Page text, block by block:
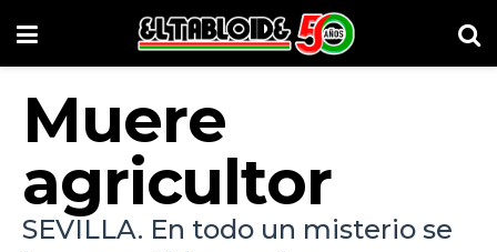
Muere
agricultor
SEVILLA. En todo un misterio se